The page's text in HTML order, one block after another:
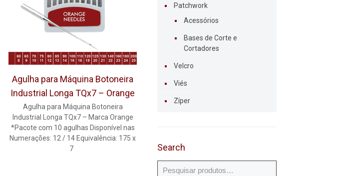
Agulha para Máquina Botoneira
Industrial Longa TQx7 – Orange
Agulha para Máquina Botoneira
Industrial Longa TQx7 – Marca Orange
*Pacote com 10 agulhas Disponível nas
Numerações: 12 / 14 Equivalência: 175 x
7
Patchwork
Acessórios
Bases de Corte e
Cortadores
Velcro
Viés
Zíper
Search